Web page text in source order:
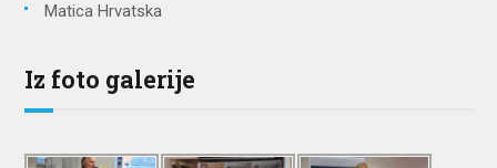
Matica Hrvatska
Iz foto galerije